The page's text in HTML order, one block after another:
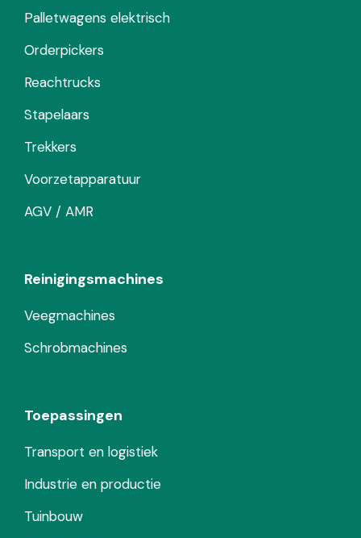
Palletwagens elektrisch
Orderpickers
Reachtrucks
Stapelaars
Trekkers
Voorzetapparatuur
AGV / AMR
Reinigingsmachines
Veegmachines
Schrobmachines
Toepassingen
Transport en logistiek
Industrie en productie
Tuinbouw